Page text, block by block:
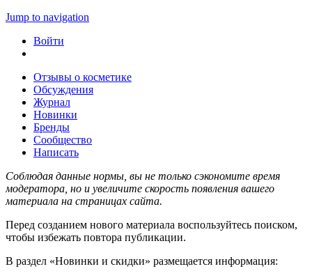
Jump to navigation
Войти
Отзывы о косметике
Обсуждения
Журнал
Новинки
Бренды
Сообщество
Написать
Соблюдая данные нормы, вы не только сэкономите время
модератора, но и увеличите скорость появления вашего
материала на страницах сайта.
Перед созданием нового материала воспользуйтесь поиском,
чтобы избежать повтора публикации.
В раздел «Новинки и скидки» размещается информация: